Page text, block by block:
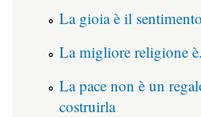
La gioia è il
La migliore religione
La pace non è un
costruirla